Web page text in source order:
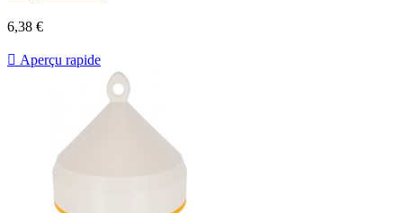
Prix
6,38 €
 Aperçu rapide